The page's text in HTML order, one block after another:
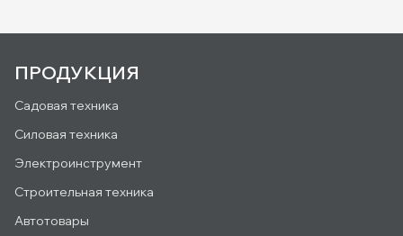
ПРОДУКЦИЯ
Садовая техника
Силовая техника
Электроинструмент
Строительная техника
Автотовары